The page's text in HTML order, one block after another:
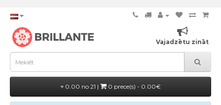
Vajadzētu zināt
0.00 no 21 | 0 prece(s) - 0.00€